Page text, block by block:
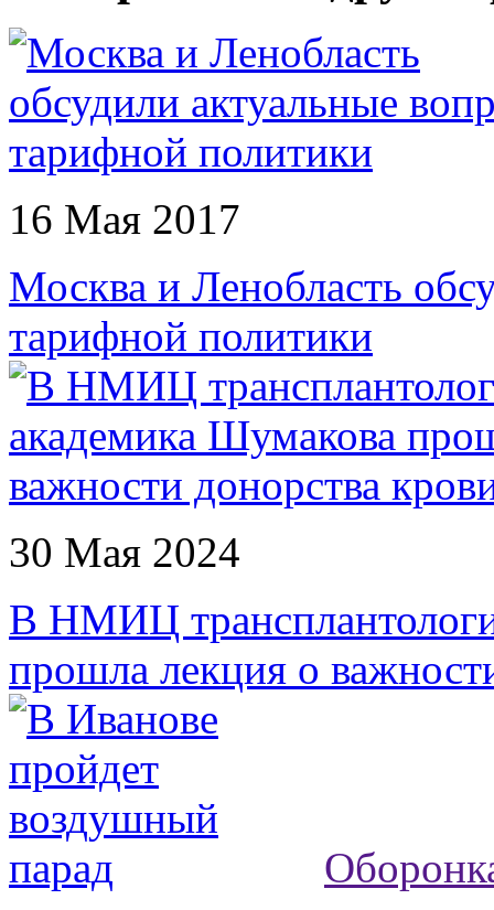
16 Мая 2017
Москва и Ленобласть
тарифной политики
30 Мая 2024
В НМИЦ
прошла лекция о